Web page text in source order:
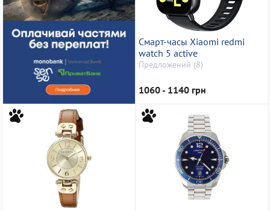
Смарт-часы Xiaomi redmi
watch 5 active
Предложений (8)
1060 - 1140 грн